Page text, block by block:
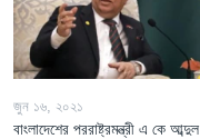
জুন ১৬, ২০২১
বাংলাদেশের পররাষ্ট্রমন্ত্রী এ কে আব্দুল